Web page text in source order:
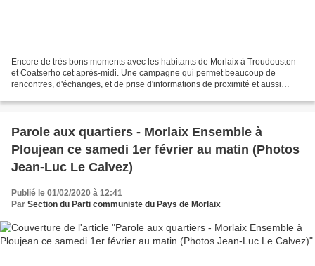
Encore de très bons moments avec les habitants de Morlaix à Troudousten
et Coatserho cet après-midi. Une campagne qui permet beaucoup de
rencontres, d'échanges, et de prise d'informations de proximité et aussi
Parole aux quartiers - Morlaix Ensemble à
Ploujean ce samedi 1er février au matin (Photos
Jean-Luc Le Calvez)
Publié le 01/02/2020 à 12:41
Par Section du Parti communiste du Pays de Morlaix